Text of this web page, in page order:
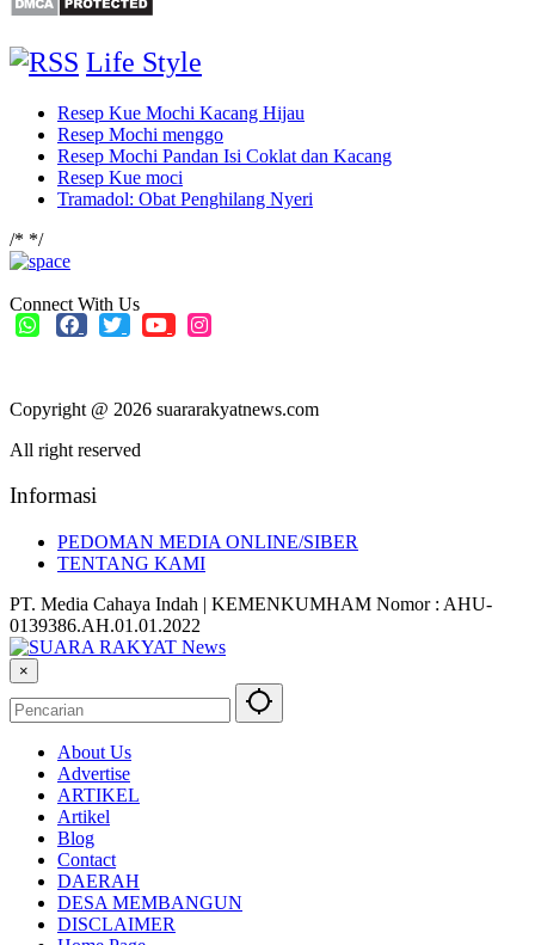
Life Style
Resep Kue Mochi Kacang Hijau
Resep Mochi menggo
Resep Mochi Pandan Isi Coklat dan Kacang
Resep Kue moci
Tramadol: Obat Penghilang Nyeri
/* */
Connect With Us
Copyright @ 2026 suararakyatnews.com
All right reserved
Informasi
PEDOMAN MEDIA ONLINE/SIBER
TENTANG KAMI
PT. Media Cahaya Indah | KEMENKUMHAM Nomor : AHU-
0139386.AH.01.01.2022
×
About Us
Advertise
ARTIKEL
Artikel
Blog
Contact
DAERAH
DESA MEMBANGUN
DISCLAIMER